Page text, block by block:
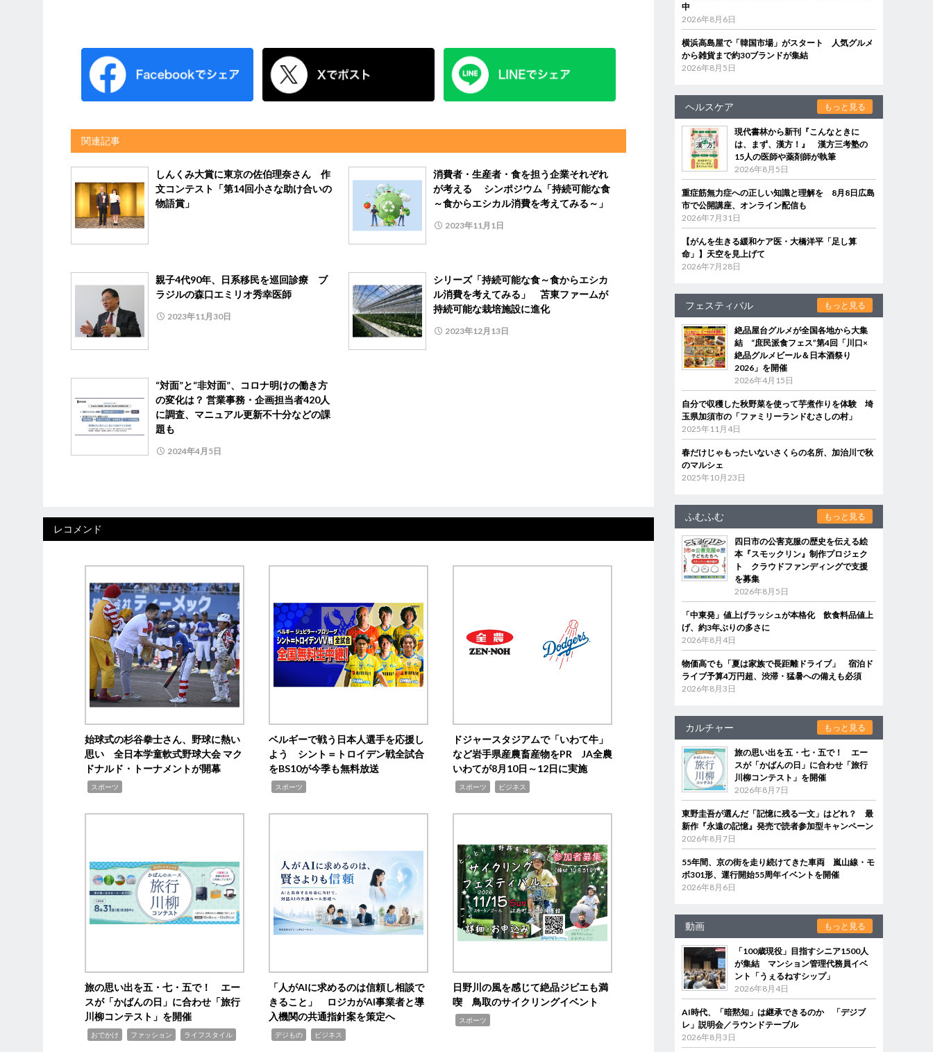
関連記事
しんくみ大賞に東京の佐伯理奈さん 作
文コンテスト「第14回小さな助け合いの
物語賞」
消費者・生産者・食を担う企業それぞれ
が考える シンポジウム「持続可能な食
～食からエシカル消費を考えてみる～」
2023年11月1日
親子4代90年、日系移民を巡回診療 ブ
ラジルの森口エミリオ秀幸医師
2023年11月30日
シリーズ「持続可能な食～食からエシカ
ル消費を考えてみる」 苫東ファームが
持続可能な栽培施設に進化
2023年12月13日
“対面”と“非対面”、コロナ明けの働き方
の変化は？ 営業事務・企画担当者420人
に調査、マニュアル更新不十分などの課
題も
2024年4月5日
レコメンド
始球式の杉谷拳士さん、野球に熱い
思い 全日本学童軟式野球大会 マク
ドナルド・トーナメントが開幕
スポーツ
ベルギーで戦う日本人選手を応援し
よう シント＝トロイデン戦全試合
をBS10が今季も無料放送
スポーツ
ドジャースタジアムで「いわて牛」
など岩手県産農畜産物をPR JA全農
いわてが8月10日～12日に実施
スポーツ ビジネス
旅の思い出を五・七・五で！ エー
スが「かばんの日」に合わせ「旅行
川柳コンテスト」を開催
おでかけ ファッション ライフスタイル
「人がAIに求めるのは信頼し相談で
きること」 ロジカがAI事業者と導
入機関の共通指針案を策定へ
デジもの ビジネス
日野川の風を感じて絶品ジビエも満
喫 鳥取のサイクリングイベント
スポーツ
中
2026年8月6日
横浜高島屋で「韓国市場」がスタート 人気グルメ
から雑貨まで約30ブランドが集結
2026年8月5日
ヘルスケア もっと見る
現代書林から新刊『こんなときに
は、まず、漢方！』 漢方三考塾の
15人の医師や薬剤師が執筆
2026年8月5日
重症筋無力症への正しい知識と理解を 8月8日広島
市で公開講座、オンライン配信も
2026年7月31日
【がんを生きる緩和ケア医・大橋洋平「足し算
命」】天空を見上げて
2026年7月28日
フェスティバル もっと見る
絶品屋台グルメが全国各地から大集
結 “庶民派食フェス”第4回「川口×
絶品グルメビール＆日本酒祭り
2026」を開催
2026年4月15日
自分で収穫した秋野菜を使って芋煮作りを体験 埼
玉県加須市の「ファミリーランドむさしの村」
2025年11月4日
春だけじゃもったいないさくらの名所、加治川で秋
のマルシェ
2025年10月23日
ふむふむ もっと見る
四日市の公害克服の歴史を伝える絵
本『スモックリン』制作プロジェク
ト クラウドファンディングで支援
を募集
2026年8月5日
「中東発」値上げラッシュが本格化 飲食料品値上
げ、約3年ぶりの多さに
2026年8月4日
物価高でも「夏は家族で長距離ドライブ」 宿泊ド
ライブ予算4万円超、渋滞・猛暑への備えも必須
2026年8月3日
カルチャー もっと見る
旅の思い出を五・七・五で！ エー
スが「かばんの日」に合わせ「旅行
川柳コンテスト」を開催
2026年8月7日
東野圭吾が選んだ「記憶に残る一文」はどれ？ 最
新作『永遠の記憶』発売で読者参加型キャンペーン
2026年8月7日
55年間、京の街を走り続けてきた車両 嵐山線・モ
ボ301形、運行開始55周年イベントを開催
2026年8月6日
動画 もっと見る
「100歳現役」目指すシニア1500人
が集結 マンション管理代務員イベ
ント「うぇるねすシップ」
2026年8月4日
AI時代、「暗黙知」は継承できるのか 「デジブ
レ」説明会／ラウンドテーブル
2026年8月3日